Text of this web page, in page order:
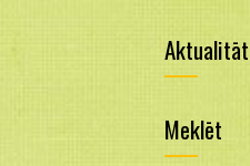
Meklēt